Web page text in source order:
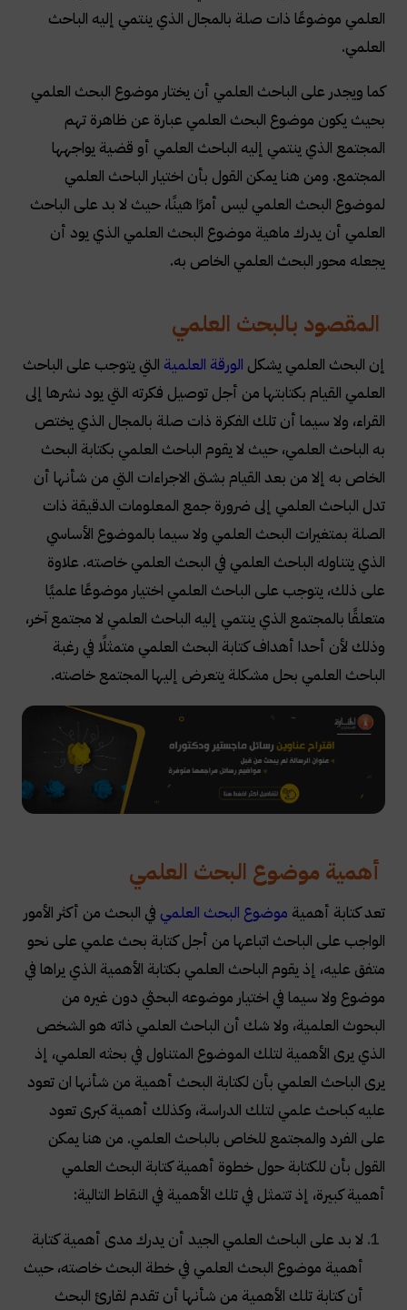
العلمي موضوعًا ذات صلة بالمجال الذي ينتمي إليه الباحث
العلمي.
كما ويجدر على الباحث العلمي أن يختار موضوع البحث العلمي
بحيث يكون موضوع البحث العلمي عبارة عن ظاهرة تهم
المجتمع الذي ينتمي إليه الباحث العلمي أو قضية يواجهها
المجتمع. ومن هنا يمكن القول بأن اختيار الباحث العلمي
لموضوع البحث العلمي ليس أمرًا هينًا، حيث لا بد على الباحث
العلمي أن يدرك ماهية موضوع البحث العلمي الذي يود أن
يجعله محور البحث العلمي الخاص به.
المقصود بالبحث العلمي
إن البحث العلمي يشكل الورقة العلمية التي يتوجب على الباحث
العلمي القيام بكتابتها من أجل توصيل فكرته التي يود نشرها إلى
القراء، ولا سيما أن تلك الفكرة ذات صلة بالمجال الذي يختص
به الباحث العلمي، حيث لا يقوم الباحث العلمي بكتابة البحث
الخاص به إلا من بعد القيام بشتى الاجراءات التي من شأنها أن
تدل الباحث العلمي إلى ضرورة جمع المعلومات الدقيقة ذات
الصلة بمتغيرات البحث العلمي ولا سيما بالموضوع الأساسي
الذي يتناوله الباحث العلمي في البحث العلمي خاصته. علاوة
على ذلك، يتوجب على الباحث العلمي اختيار موضوعًا علميًا
متعلقًا بالمجتمع الذي ينتمي إليه الباحث العلمي لا مجتمع آخر،
وذلك لأن أحدا أهداف كتابة البحث العلمي متمثلًا في رغبة
الباحث العلمي بحل مشكلة يتعرض إليها المجتمع خاصته.
أهمية موضوع البحث العلمي
تعد كتابة أهمية موضوع البحث العلمي في البحث من أكثر الأمور
الواجب على الباحث اتباعها من أجل كتابة بحث علمي على نحو
متفق عليه، إذ يقوم الباحث العلمي بكتابة الأهمية الذي يراها في
موضوع ولا سيما في اختيار موضوعه البحثي دون غيره من
البحوث العلمية، ولا شك أن الباحث العلمي ذاته هو الشخص
الذي يرى الأهمية لتلك الموضوع المتناول في بحثه العلمي، إذ
يرى الباحث العلمي بأن لكتابة البحث أهمية من شأنها ان تعود
عليه كباحث علمي لتلك الدراسة، وكذلك أهمية كبرى تعود
على الفرد والمجتمع للخاص بالباحث العلمي. من هنا يمكن
القول بأن للكتابة حول خطوة أهمية كتابة البحث العلمي
أهمية كبيرة، إذ تتمثل في تلك الأهمية في النقاط التالية:
لا بد على الباحث العلمي الجيد أن يدرك مدى أهمية كتابة
أهمية موضوع البحث العلمي في خطة البحث خاصته، حيث
أن كتابة تلك الأهمية من شأنها أن تقدم لقارئ البحث